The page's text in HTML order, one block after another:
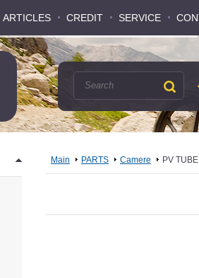
ARTICLES CREDIT SERVICE
ARTICLES CREDIT SERVICE
Main PARTS Camere PV